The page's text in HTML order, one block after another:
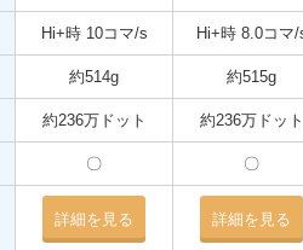
Hi+時 10コマ/s Hi+時 8.0コマ/
約514g 約515g
約236万ドット 約236万ドット
〇 〇
詳細を見る 詳細を見る